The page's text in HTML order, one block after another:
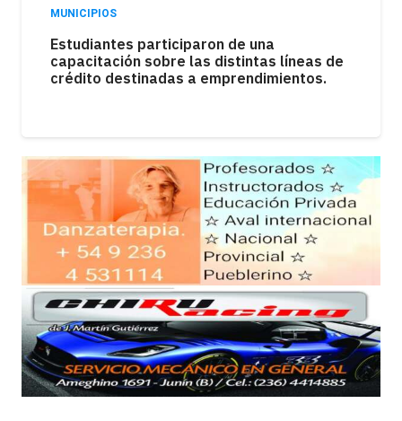
Los kioscos atraviesan una fuerte caída en
las ventas como consecuencia de la